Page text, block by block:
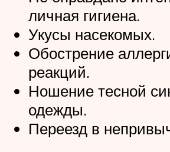
личная гигиена.
Укусы насекомых.
Обострение
реакций.
Ношение тесной
одежды.
Переезд в